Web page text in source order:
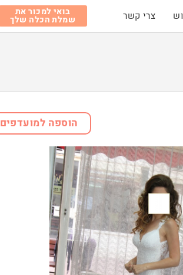
צרי קשר בואי למכור את
שמלת הכלה שלך
הוספה למועדפים